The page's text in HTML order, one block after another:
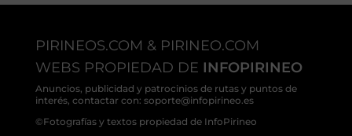
PIRINEOS.COM & PIRINEO.COM
WEBS PROPIEDAD DE INFOPIRINEO
Anuncios, publicidad y patrocinios de rutas y puntos de
interés, contactar con: soporte@infopirineo.es
©Fotografías y textos propiedad de InfoPirineo